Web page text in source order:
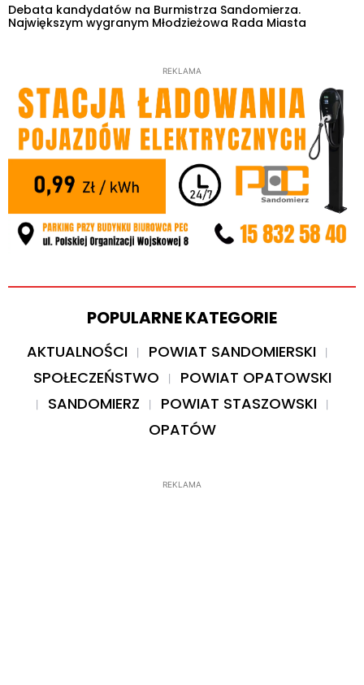
Debata kandydatów na Burmistrza Sandomierza.
Największym wygranym Młodzieżowa Rada Miasta
REKLAMA
POPULARNE KATEGORIE
AKTUALNOŚCI
POWIAT SANDOMIERSKI
SPOŁECZEŃSTWO
POWIAT OPATOWSKI
SANDOMIERZ
POWIAT STASZOWSKI
OPATÓW
REKLAMA